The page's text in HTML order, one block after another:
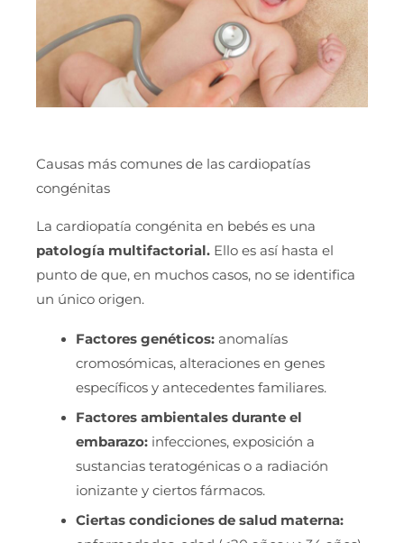
Causas más comunes de las cardiopatías
congénitas
La cardiopatía congénita en bebés es una
patología multifactorial. Ello es así hasta el
punto de que, en muchos casos, no se identifica
un único origen.
Factores genéticos: anomalías
cromosómicas, alteraciones en genes
específicos y antecedentes familiares.
Factores ambientales durante el
embarazo:infecciones, exposición a
sustancias teratogénicas o a radiación
ionizante y ciertos fármacos.
Ciertas condiciones de salud materna: